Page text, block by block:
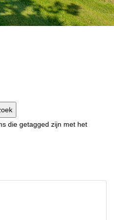
die getagged zijn met het